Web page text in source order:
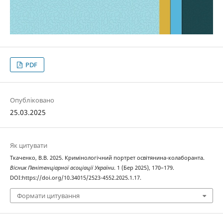
PDF
Опубліковано
25.03.2025
Як цитувати
Ткаченко, В.В. 2025. Кримінологічний портрет освітянина-колаборанта.
Вісник Пенітенціарної асоціації України. 1 (Бер 2025), 170–179.
DOI:https://doi.org/10.34015/2523-4552.2025.1.17.
Формати цитування